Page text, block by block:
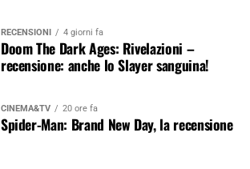
RECENSIONI 4 giorni fa
Doom The Dark Ages: Rivelazioni –
recensione: anche lo Slayer sanguina!
CINEMA&TV 20 ore fa
Spider-Man: Brand New Day, la recensione